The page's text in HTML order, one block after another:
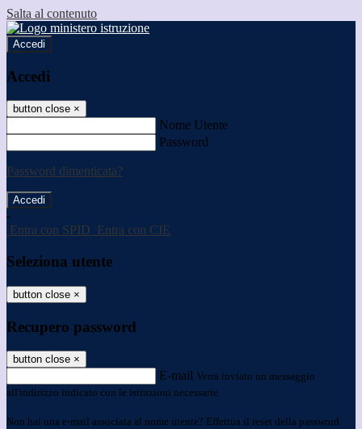
Salta al contenuto
Accedi
Accedi
button close ×
Nome Utente
Password
Password dimenticata?
-
Entra con SPID Entra con CIE
Seleziona utente
button close ×
Recupero password
button close ×
E-mail Verrà inviato un messaggio
all'indirizzo indicato con le istruzioni necessarie.
Non hai una e-mail associata al nome utente? Effettua il reset della password